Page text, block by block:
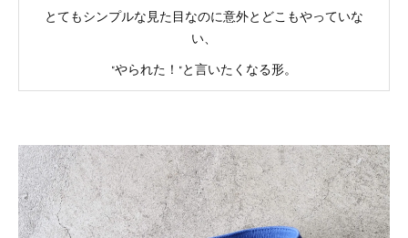
とてもシンプルな見た目なのに意外とどこもやっていな
い、
"やられた！"と言いたくなる形。